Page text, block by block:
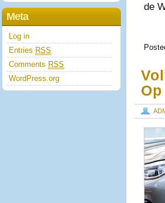
de
Meta
Log in
Entries RSS
Comments RSS
WordPress.org